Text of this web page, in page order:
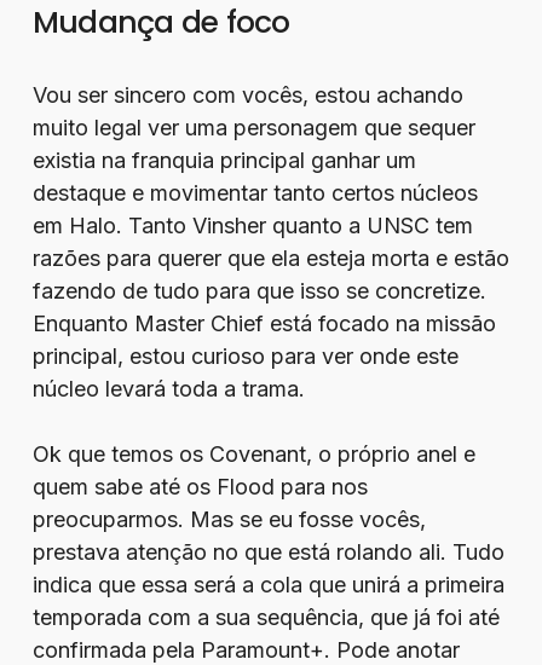
Mudança de foco
Vou ser sincero com vocês, estou achando
muito legal ver uma personagem que sequer
existia na franquia principal ganhar um
destaque e movimentar tanto certos núcleos
em Halo. Tanto Vinsher quanto a UNSC tem
razões para querer que ela esteja morta e estão
fazendo de tudo para que isso se concretize.
Enquanto Master Chief está focado na missão
principal, estou curioso para ver onde este
núcleo levará toda a trama.
Ok que temos os Covenant, o próprio anel e
quem sabe até os Flood para nos
preocuparmos. Mas se eu fosse vocês,
prestava atenção no que está rolando ali. Tudo
indica que essa será a cola que unirá a primeira
temporada com a sua sequência, que já foi até
confirmada pela Paramount+. Pode anotar